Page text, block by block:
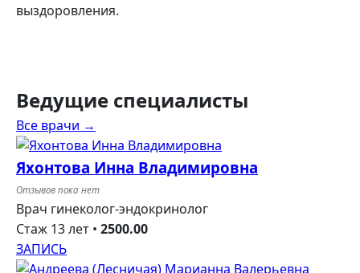
выздоровления.
Ведущие специалисты
Все врачи →
Яхонтова Инна Владимировна
Отзывов пока нет
Врач гинеколог-эндокринолог
Стаж 13 лет • 2500.00
ЗАПИСЬ